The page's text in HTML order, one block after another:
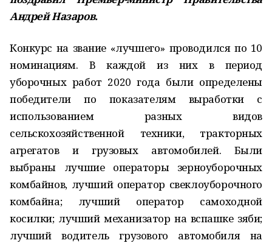
Андрей Назаров.
Конкурс на звание «лучшего» проводился по 10
номинациям. В каждой из них в период
уборочных работ 2020 года были определены
победители по показателям выработки с
использованием разных видов
сельскохозяйственной техники, тракторных
агрегатов и грузовых автомобилей. Были
выбраны лучшие операторы зерноуборочных
комбайнов, лучший оператор свеклоуборочного
комбайна; лучший оператор самоходной
косилки; лучший механизатор на вспашке зяби;
лучший водитель грузового автомобиля на